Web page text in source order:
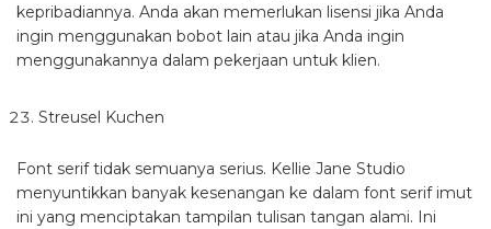
kepribadiannya. Anda akan memerlukan lisensi jika Anda
ingin menggunakan bobot lain atau jika Anda ingin
menggunakannya dalam pekerjaan untuk klien.
Streusel Kuchen
Font serif tidak semuanya serius. Kellie Jane Studio
menyuntikkan banyak kesenangan ke dalam font serif imut
ini yang menciptakan tampilan tulisan tangan alami. Ini